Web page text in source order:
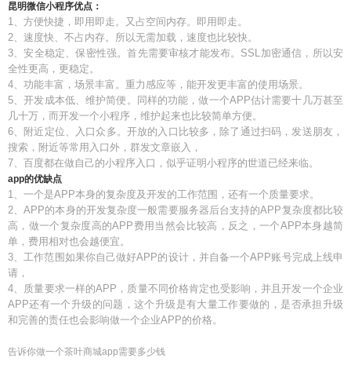
昆明微信小程序优点：
1、方便快捷，即用即走。又占空间内存。即用即走。
2、速度快、不占内存。所以无需加载，速度也比较快。
3、安全稳定、保密性强。首先需要审核才能发布。SSL加密通信，所以安
全性更高，更稳定。
4、功能丰富，场景丰富。重力感应等，能开发更丰富的使用场景。
5、开发成本低、维护简便。同样的功能，做一个APP估计需要十几万甚至
几十万，而开发一个小程序，维护起来也比较简单方便。
6、附近定位、入口众多。开放的入口比较多，除了通过扫码，发送朋友，
搜索，附近等常用入口外，群发文章嵌入，
7、百度都在做自己的小程序入口，似乎证明小程序的世道已经来临。
app的优缺点
1、一个是APP本身的复杂度及开发的工作范围，还有一个质量要求。
2、APP的本身的开发复杂度一般需要服务器后台支持的APP复杂度都比较
高，做一个复杂度高的APP费用当然会比较高，反之，一个APP本身越简
单，费用相对也会越便宜。
3、工作范围如果你自己做好APP的设计，并自备一个APP账号完成上线申
请，
4、质量要求一样的APP，质量不同价格肯定也受影响，并且开发一个企业
APP还有一个升级的问题，这个升级是有大量工作要做的，是否承担升级
和完善的责任也会影响做一个企业APP的价格。
告诉你做一个茶叶商城app需要多少钱